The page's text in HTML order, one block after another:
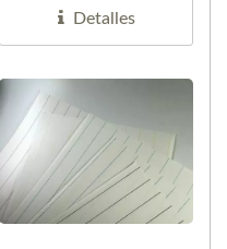
que varía...Detalles